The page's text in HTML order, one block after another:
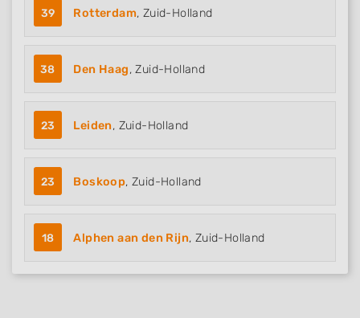
39 Rotterdam, Zuid-Holland
38 Den Haag, Zuid-Holland
23 Leiden, Zuid-Holland
23 Boskoop, Zuid-Holland
18 Alphen aan den Rijn, Zuid-Holland